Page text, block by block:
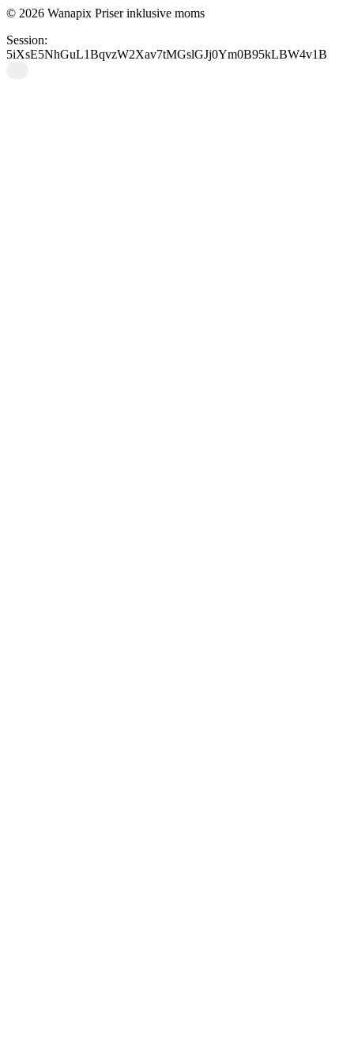
sparegris, eller er der et
minimumskøb?
© 2026 Wanapix Priser inklusive moms
Session:
5iXsE5NhGuL1BqvzW2Xav7tMGslGJj0Ym0B95kLBW4v1B